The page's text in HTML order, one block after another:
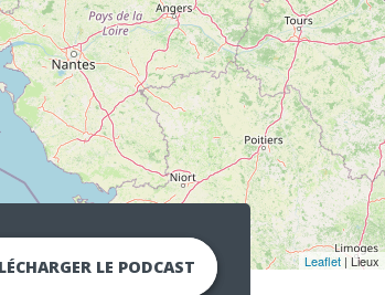
Leaflet | Lieux
LE PODCAST